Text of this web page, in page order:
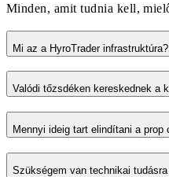
Minden, amit tudnia kell,
Mi az a HyroTrader infrastruktúra?
Valódi tőzsdéken kereskednek a
Mennyi ideig tart elindítani a prop
Szükségem van technikai